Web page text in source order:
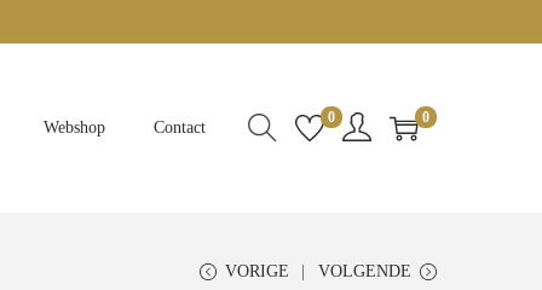
Webshop Contact
0 0
VORIGE VOLGENDE